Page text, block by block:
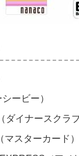
ービー）
ダイナースクラ
マスターカード）